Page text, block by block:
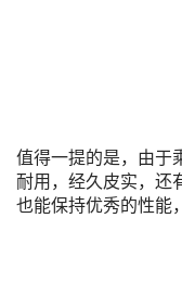
值得一提的是，由于
耐用，经久皮实，还
也能保持优秀的性能